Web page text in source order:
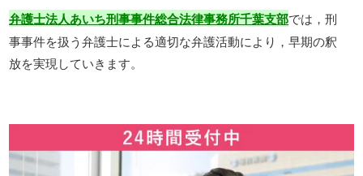
弁護士法人あいち刑事事件総合法律事務所千葉支部では，刑
事事件を扱う弁護士による適切な弁護活動により，早期の釈
放を実現していきます。